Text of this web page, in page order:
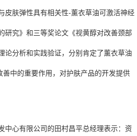
皮肤弹性具有相关性-薰衣草油可激活神经
研究》和三等奖论文《视黄醇对改善颈部
论分析和实践验证，分别肯定了薰衣草油
善中的重要作用，对护肤产品的开发提供
中心有限公司的田村昌平总经理表示：资